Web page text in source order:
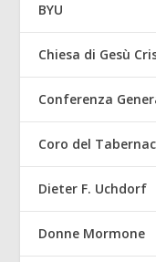
BYU
Chiesa di Gesù
Conferenza
Coro del
Dieter F. Uchdorf
Donne Mormone